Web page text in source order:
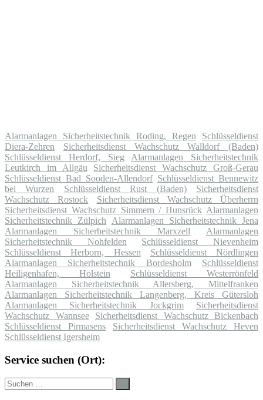
Alarmanlagen Sicherheitstechnik Roding, Regen
Schlüsseldienst
Diera-Zehren
Sicherheitsdienst Wachschutz Walldorf (Baden)
Schlüsseldienst Herdorf, Sieg
Alarmanlagen Sicherheitstechnik
Leutkirch im Allgäu
Sicherheitsdienst Wachschutz Groß-Gerau
Schlüsseldienst Bad Sooden-Allendorf Schlüsseldienst Bennewitz
bei Wurzen
Schlüsseldienst Rust (Baden)
Sicherheitsdienst
Wachschutz Rostock
Sicherheitsdienst Wachschutz Überherrn
Sicherheitsdienst Wachschutz Simmern / Hunsrück Alarmanlagen
Sicherheitstechnik Zülpich
Alarmanlagen Sicherheitstechnik Jena
Alarmanlagen Sicherheitstechnik Marxzell
Alarmanlagen
Sicherheitstechnik Nohfelden
Schlüsseldienst Nievenheim
Schlüsseldienst Herborn, Hessen
Schlüsseldienst Nördlingen
Alarmanlagen Sicherheitstechnik Bordesholm
Schlüsseldienst
Heiligenhafen, Holstein
Schlüsseldienst Westerrönfeld
Alarmanlagen Sicherheitstechnik Allersberg, Mittelfranken
Alarmanlagen Sicherheitstechnik Langenberg, Kreis Gütersloh
Alarmanlagen Sicherheitstechnik Jockgrim
Sicherheitsdienst
Wachschutz Wannsee
Sicherheitsdienst Wachschutz Bickenbach
Schlüsseldienst Pirmasens
Sicherheitsdienst Wachschutz Heven
Schlüsseldienst Igersheim
Service suchen (Ort):
Suche
nach: